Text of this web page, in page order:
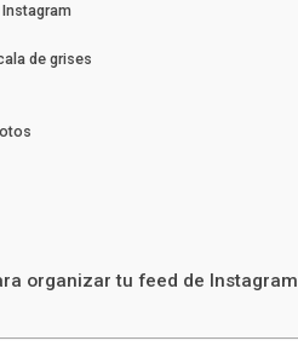
de grises
organizar tu feed de